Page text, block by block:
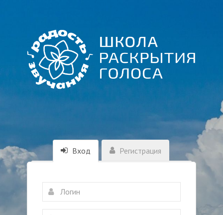
Вход Регистрация